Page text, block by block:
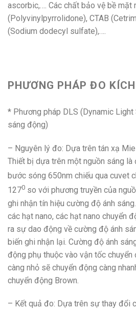
ascorbic,…. Các chất bảo vệ bề mặt
(Polyvinylpyrrolidone), CTAB
(Sodium dodecyl sulfate),….
PHƯƠNG PHÁP ĐO
* Phương pháp DLS (Dynamic Light
sáng động)
– Nguyên lý đo: Dựa trên tán xạ
Thiết bị dựa trên một nguồn sáng
bước sóng 650nm chiếu qua cuvet
1270 so với phương truyền của
ghi nhận tín hiệu cường độ ánh
các hạt nano, các hạt nano chuyển
ra sự dao động về cường độ ánh
biến ghi nhận lại. Cường độ ánh
động phụ thuộc vào vận tốc chuyển
càng nhỏ sẽ chuyển động càng
chuyển động Brown.
– Kết quả đo: Dựa trên sự thay đổi